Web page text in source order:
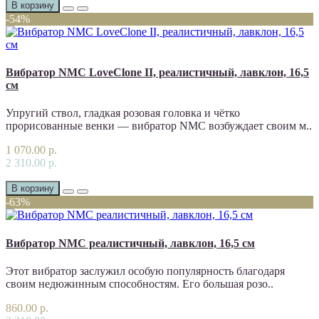
В корзину
-54%
Вибратор NMC LoveClone II, реалистичный, лавклон, 16,5
см
Упругий ствол, гладкая розовая головка и чётко
прорисованные венки — вибратор NMC возбуждает своим м..
1 070.00 р.
2 310.00 р.
В корзину
-63%
Вибратор NMC реалистичный, лавклон, 16,5 см
Этот вибратор заслужил особую популярность благодаря
своим недюжинным способностям. Его большая розо..
860.00 р.